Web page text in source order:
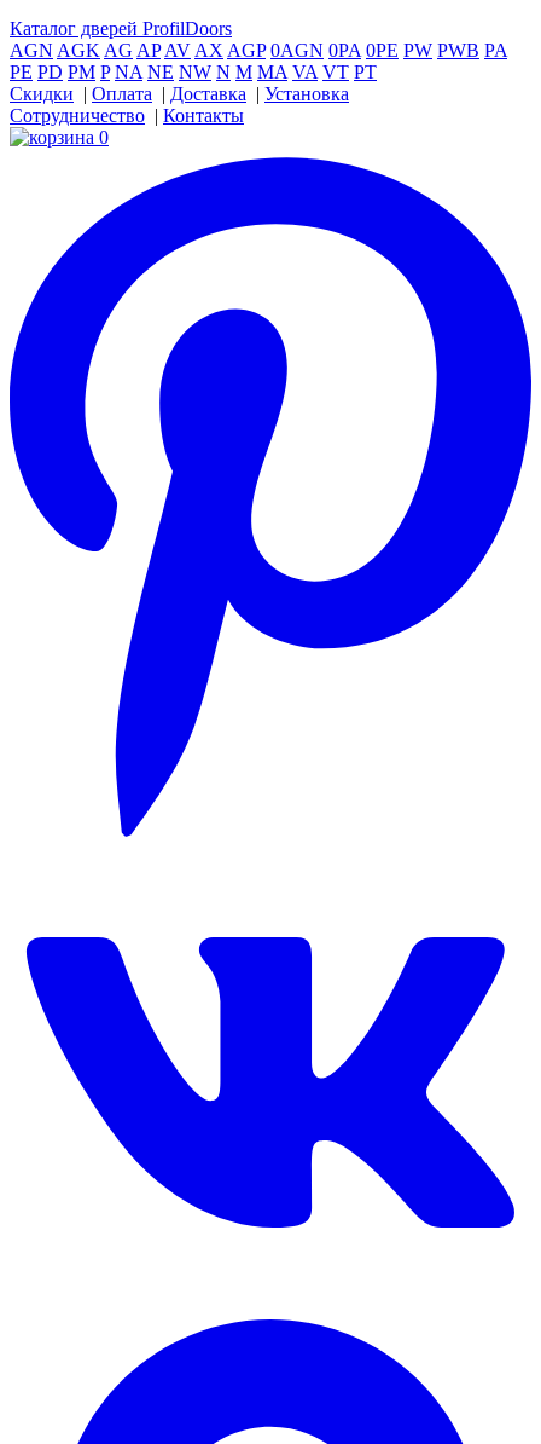
Каталог дверей ProfilDoors
AGN AGKAG APAVAXAGP 0AGN 0PA 0PE PW PWB PA
PE PD PM P NA NE NW N M MA VA VT PT
Скидки
Оплата Доставка
Установка
Сотрудничество
Контакты
0